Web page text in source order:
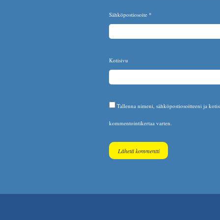
Sähköpostiosoite *
Kotisivu
Tallenna nimeni, sähköpostiosoitteeni ja
kommentointikertaa varten.